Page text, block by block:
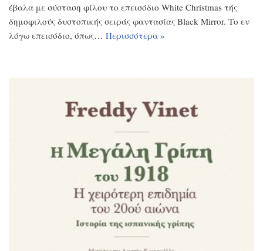
έβαλα με σύσταση φίλου το επεισόδιο White Christmas τής
δημοφιλούς δυστοπικής σειράς φαντασίας Black Mirror. Το εν
λόγω επεισόδιο, όπως… Περισσότερα »